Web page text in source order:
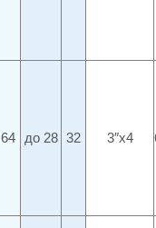
64 до 28 32 3″x4